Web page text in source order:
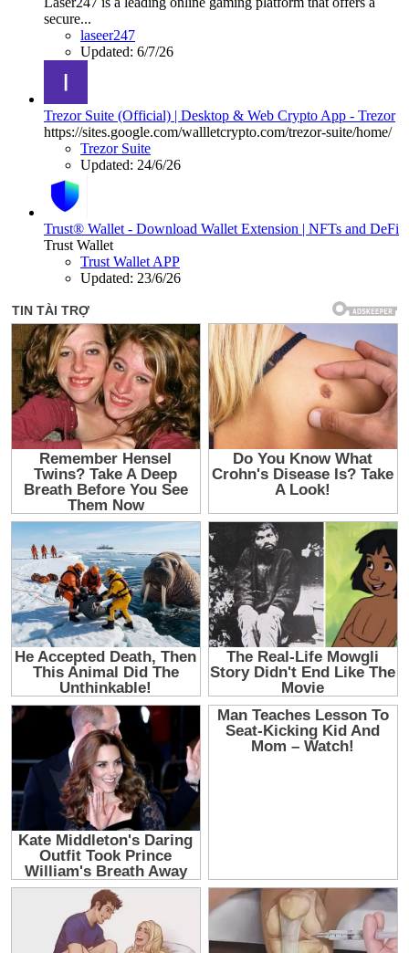
secure...
laseer247
Updated: 6/7/26
Trezor Suite (Official) | Desktop & Web Crypto App - Trezor
https://sites.google.com/wallletcrypto.com/trezor-suite/home/
Trezor Suite
Updated: 24/6/26
Trust® Wallet - Download Wallet Extension | NFTs and DeFi
Trust Wallet
Trust Wallet APP
Updated: 23/6/26